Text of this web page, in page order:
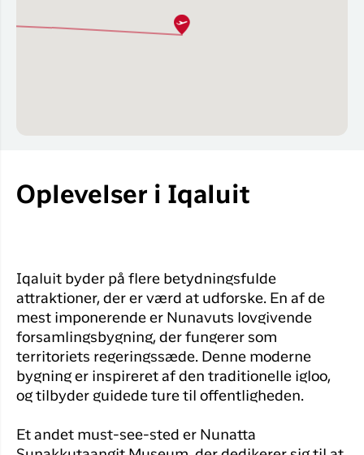
Oplevelser i Iqaluit
Iqaluit byder på flere betydningsfulde
attraktioner, der er værd at udforske. En af de
mest imponerende er Nunavuts lovgivende
forsamlingsbygning, der fungerer som
territoriets regeringssæde. Denne moderne
bygning er inspireret af den traditionelle igloo,
og tilbyder guidede ture til offentligheden.
Et andet must-see-sted er Nunatta